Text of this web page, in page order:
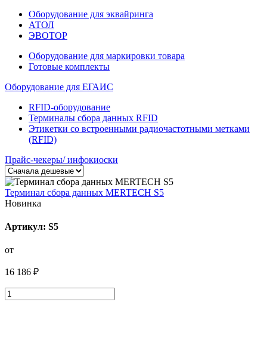
Оборудование для эквайринга
АТОЛ
ЭВОТОР
Оборудование для маркировки товара
Готовые комплекты
Оборудование для ЕГАИС
RFID-оборудование
Терминалы сбора данных RFID
Этикетки со встроенными радиочастотными метками
(RFID)
Прайс-чекеры/ инфокиоски
Терминал сбора данных MERTECH S5
Новинка
Артикул: S5
от
16 186 ₽